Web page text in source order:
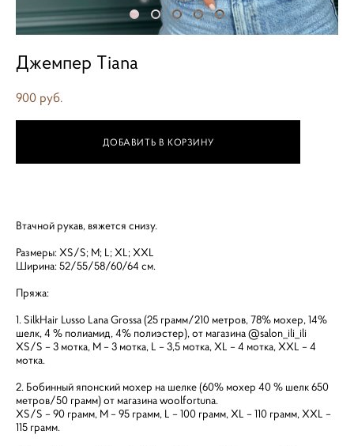
Джемпер Tiana
900 pуб.
ДОБАВИТЬ В КОРЗИНУ
Втачной рукав, вяжется снизу.
Размеры: XS/S; M; L; XL; XXL
Ширина: 52/55/58/60/64 см.
Пряжа:
1. SilkHair Lusso Lana Grossa (25 грамм/210 метров, 78% мохер, 14%
шелк, 4 % полиамид, 4% полиэстер), от магазина @salon_ili_ili
XS/S – 3 мотка, М – 3 мотка, L – 3,5 мотка, XL – 4 мотка, XХL – 4
мотка.
2. Бобинный японский мохер на шелке (60% мохер 40 % шелк 650
метров/50 грамм) от магазина woolfortuna.
XS/S – 90 грамм, М – 95 грамм, L – 100 грамм, XL – 110 грамм, XХL –
115 грамм.